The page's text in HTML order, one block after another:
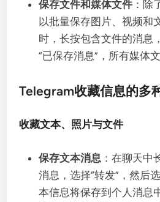
保存文件和媒体文件 ：除
以批量保存图片、视频和
时，长按包含文件的消息
“已保存消息”，所有媒体
Telegram收藏信息的多
收藏文本、照片与文件
保存文本消息 ：在聊天中
消息，选择“转发”，然后
本信息将保存到个人消息